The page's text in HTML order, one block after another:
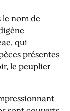
le nom de
qui
présentes
le peuplier